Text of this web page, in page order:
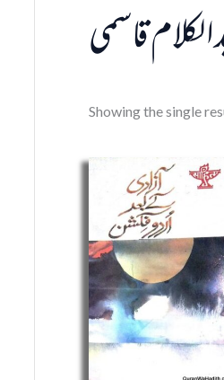
قاسمی
Showing the single